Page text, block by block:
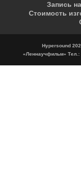
Запись
Стоимость
Hypersound
«Леннаучфильм» Тел.: